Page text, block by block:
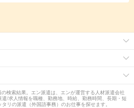
検索結果。エン派遣は、エンが運営する人材派遣会社
/求人情報を職種、勤務地、時給、勤務時間、長期・短
リの派遣（外国語事務）のお仕事を探せます。